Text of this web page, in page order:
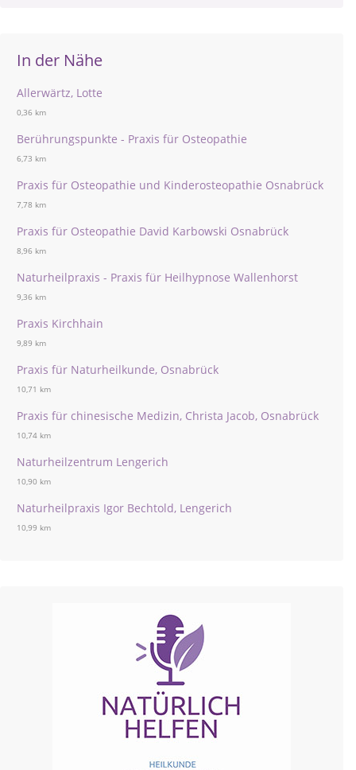
In der Nähe
Allerwärtz, Lotte
0,36 km
Berührungspunkte - Praxis für Osteopathie
6,73 km
Praxis für Osteopathie und Kinderosteopathie Osnabrück
7,78 km
Praxis für Osteopathie David Karbowski Osnabrück
8,96 km
Naturheilpraxis - Praxis für Heilhypnose Wallenhorst
9,36 km
Praxis Kirchhain
9,89 km
Praxis für Naturheilkunde, Osnabrück
10,71 km
Praxis für chinesische Medizin, Christa Jacob, Osnabrück
10,74 km
Naturheilzentrum Lengerich
10,90 km
Naturheilpraxis Igor Bechtold, Lengerich
10,99 km